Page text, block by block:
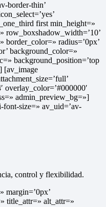
border-thin’
first min_height=»
row_boxshadow_width=’10’
radius=’0px’
background_color=»
background_position=’top
[av_image
overlay_color=’#000000′
admin_preview_bg=»]
size=» av_uid=’av-
control y flexibilidad.
margin=’0px’
title_attr=» alt_attr=»